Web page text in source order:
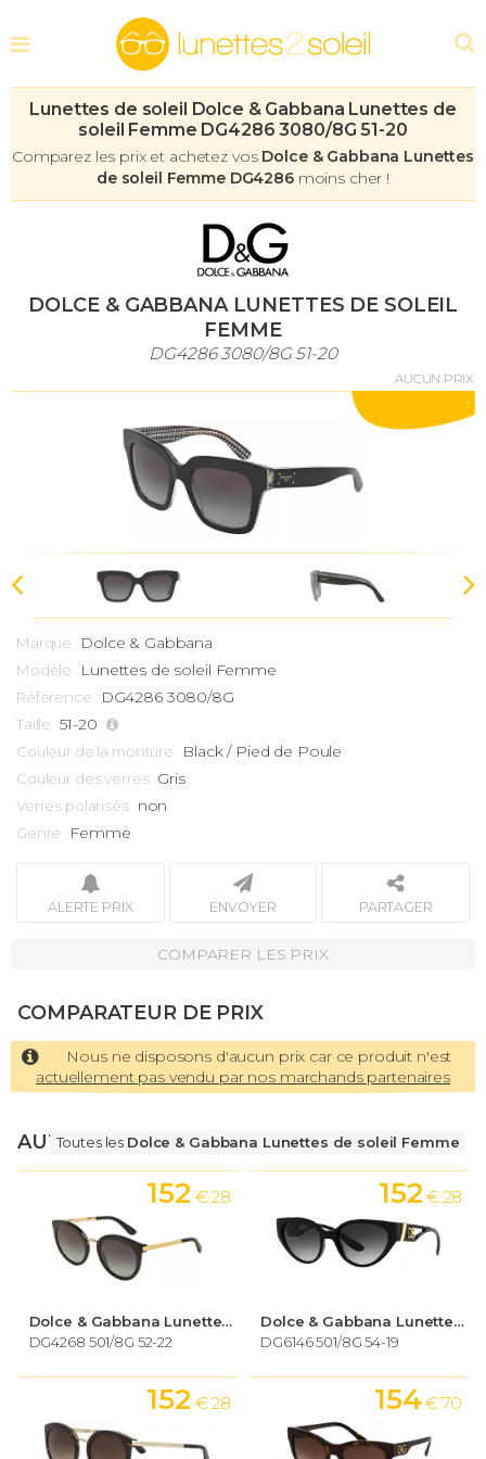
Lunettes de soleil Dolce & Gabbana Lunettes de
soleil Femme DG4286 3080/8G 51-20
Comparez les prix et achetez vos Dolce & Gabbana Lunettes
de soleil Femme DG4286moins cher !
DOLCE & GABBANA LUNETTES DE SOLEIL
FEMME
DG4286 3080/8G 51-20
AUCUN PRIX
-
Marque Dolce & Gabbana
Modèle Lunettes de soleil Femme
Référence DG4286 3080/8G
Taille 51-20
Couleur de la monture Black / Pied de Poule
Couleur des verres Gris
Verres polarisés non
Genre Femme
ALERTE PRIX ENVOYER PARTAGER
COMPARER LES PRIX
COMPARATEUR DE PRIX
Nous ne disposons d'aucun prix car ce produit n'est
actuellement pas vendu par nos marchands partenaires
AUTRES LUNETTES
Toutes les Dolce & Gabbana Lunettes de soleil Femme
Dolce & Gabbana Lunettes de soleil Femme
DG4268 501/8G 52-22
152 € 28
Dolce & Gabbana Lunettes de soleil Femme
DG6146 501/8G 54-19
152 € 28
152 € 28 154 € 70